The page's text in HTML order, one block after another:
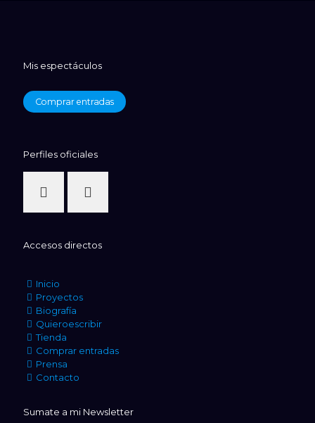
Mis espectáculos
Comprar entradas
Perfiles oficiales
Accesos directos
Inicio
Proyectos
Biografía
Quieroescribir
Tienda
Comprar entradas
Prensa
Contacto
Sumate a mi Newsletter